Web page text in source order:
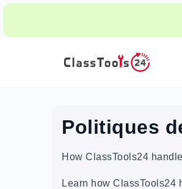
Politiques
How ClassTools24
Learn how ClassTools24